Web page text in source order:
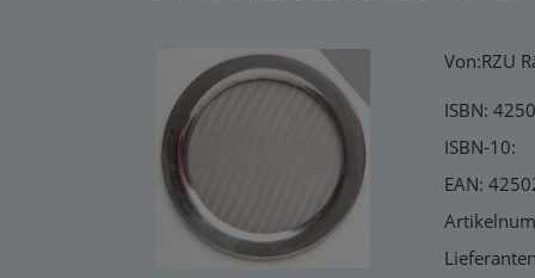
Kataloge
Von:RZU
ISBN:
ISBN-10:
EAN: